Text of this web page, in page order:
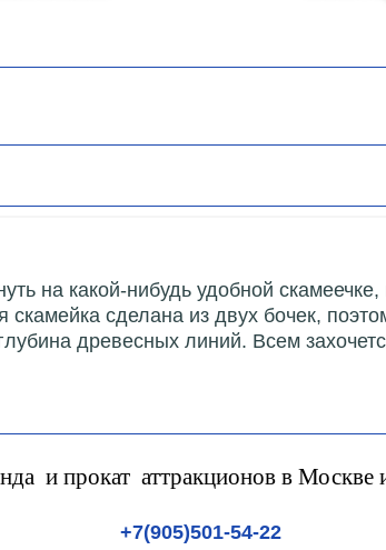
на какой-нибудь удобной
сделана из двух бочек,
древесных линий. Всем
и прокат аттракционов в
+7(905)501-54-22